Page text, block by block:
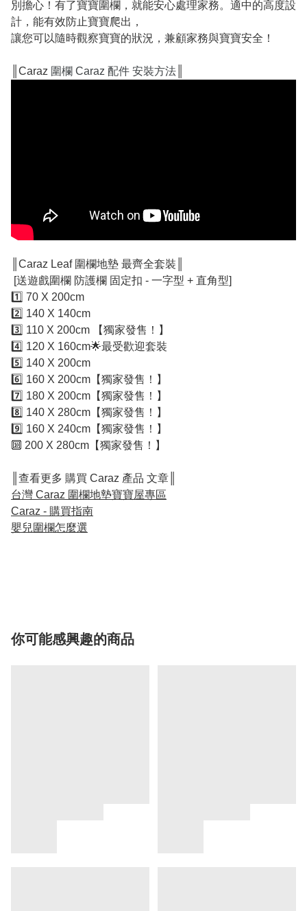
別擔心！有了寶寶圍欄，就能安心處理家務。適中的高度設
計，能有效防止寶寶爬出，
讓您可以隨時觀察寶寶的狀況，兼顧家務與寶寶安全！
║Caraz 圍欄 Caraz 配件 安裝方法
║Caraz Leaf 圍欄地墊 最齊全套裝║
[送遊戲圍欄 防護欄 固定扣 - 一字型 + 直角型]
1️⃣ 70 X 200cm
2️⃣ 140 X 140cm
3️⃣ 110 X 200cm 【獨家發售！】
4️⃣ 120 X 160cm🌟最受歡迎套裝
5️⃣ 140 X 200cm
6️⃣ 160 X 200cm【獨家發售！】
7️⃣ 180 X 200cm【獨家發售！】
8️⃣ 140 X 280cm【獨家發售！】
9️⃣ 160 X 240cm【獨家發售！】
🔟 200 X 280cm【獨家發售！】
║查看更多 購買 Caraz 產品 文章║
台灣 Caraz 圍欄地墊寶寶屋專區
Caraz - 購買指南
嬰兒圍欄怎麼選
你可能感興趣的商品